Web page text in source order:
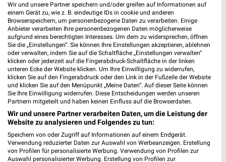
budni - Oststeinbek
Möllner Landstraße 30
22113 Oststeinbek
Heute 08:30 - 19:30 Uhr | Geöffnet
244,49 km • Angebote: 3 Prospekte
budni - Boberg Center Hamburg
Heidhorst 4
21031 Hamburg
Heute 08:30 - 20:00 Uhr | Geöffnet
Wir und unsere Partner speichern und/oder greifen auf Informationen auf
einem Gerät zu, wie z. B. eindeutige IDs in cookie und anderen
Browserspeichern, um personenbezogene Daten zu verarbeiten. Einige
Anbieter verarbeiten Ihre personenbezogenen Daten möglicherweise
aufgrund eines berechtigten Interesses. Um dem zu widersprechen, öffnen
Sie die „Einstellungen“. Sie können Ihre Einstellungen akzeptieren, ablehnen
oder verwalten, indem Sie auf die Schaltfläche „Einstellungen verwalten“
klicken oder jederzeit auf die Fingerabdruck-Schaltfläche in der linken
unteren Ecke der Website klicken. Um Ihre Einwilligung zu widerrufen,
klicken Sie auf den Fingerabdruck oder den Link in der Fußzeile der Website
und klicken Sie auf den Menüpunkt „Meine Daten“. Auf dieser Seite können
Sie Ihre Einwilligung widerrufen. Diese Entscheidungen werden unseren
Partnern mitgeteilt und haben keinen Einfluss auf die Browserdaten.
Wir und unsere Partner verarbeiten Daten, um die Leistung der
Website zu analysieren und Folgendes zu tun:
Speichern von oder Zugriff auf Informationen auf einem Endgerät.
Verwendung reduzierter Daten zur Auswahl von Werbeanzeigen. Erstellung
von Profilen für personalisierte Werbung. Verwendung von Profilen zur
Auswahl personalisierter Werbung. Erstellung von Profilen zur